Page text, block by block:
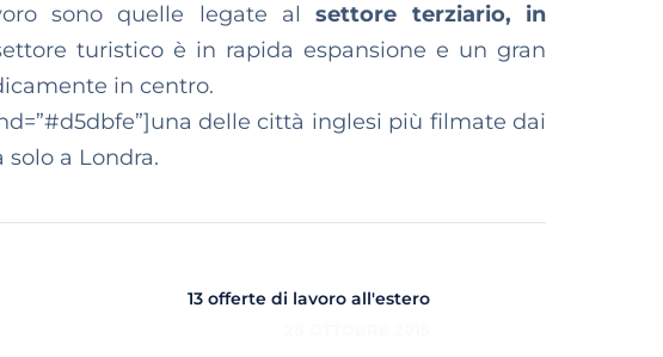
sono quelle legate alsettore terziario, in
turistico è in rapida espansione e un gran
in centro.
delle città inglesi più filmate dai
a Londra.
13 offerte di lavoro all'estero